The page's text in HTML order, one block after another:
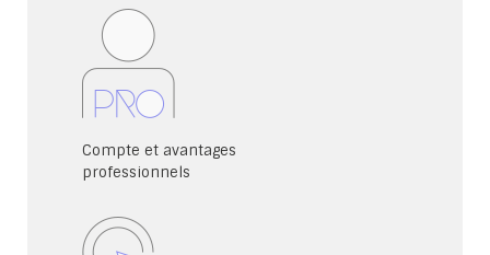
Compte et avantages
professionnels